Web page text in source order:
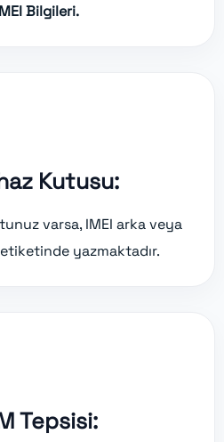
Bilgileri.
Kutusu:
varsa, IMEI arka veya
yazmaktadır.
Tepsisi: